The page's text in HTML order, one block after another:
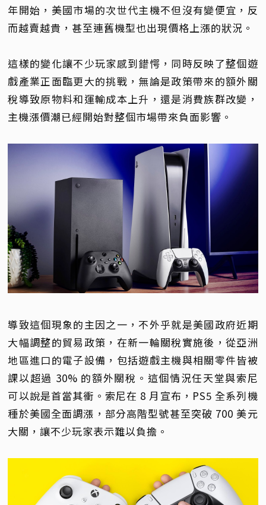
年開始，美國市場的次世代主機不但沒有變便宜，反
而越賣越貴，甚至連舊機型也出現價格上漲的狀況。
這樣的變化讓不少玩家感到錯愕，同時反映了整個遊
戲產業正面臨更大的挑戰，無論是政策帶來的額外關
稅導致原物料和運輸成本上升，還是消費族群改變，
主機漲價潮已經開始對整個市場帶來負面影響。
導致這個現象的主因之一，不外乎就是美國政府近期
大幅調整的貿易政策，在新一輪關稅實施後，從亞洲
地區進口的電子設備，包括遊戲主機與相關零件皆被
課以超過 30% 的額外關稅。這個情況任天堂與索尼
可以說是首當其衝。索尼在 8 月宣布，PS5 全系列機
種於美國全面調漲，部分高階型號甚至突破 700 美元
大關，讓不少玩家表示難以負擔。